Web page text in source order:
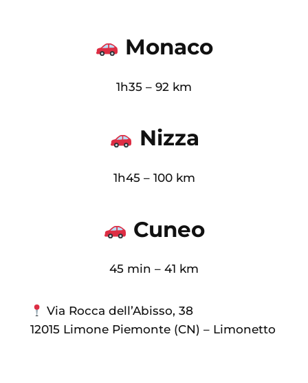
Monaco
1h35 – 92 km
Nizza
1h45 – 100 km
Cuneo
45 min – 41 km
Via Rocca dell’Abisso, 38
12015 Limone Piemonte (CN) – Limonetto